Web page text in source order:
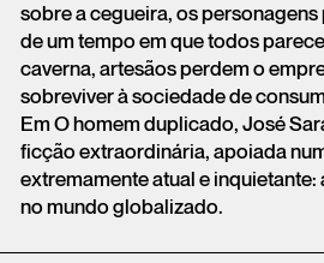
sobre a cegueira, os personagens
de um tempo em que todos
caverna, artesãos perdem o
sobreviver à sociedade de
Em O homem duplicado, José
ficção extraordinária, apoiada
extremamente atual e
no mundo globalizado.